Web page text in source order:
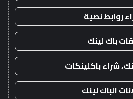
روابط نصية
باك لينك
شراء باكلينكات
الباك لينك